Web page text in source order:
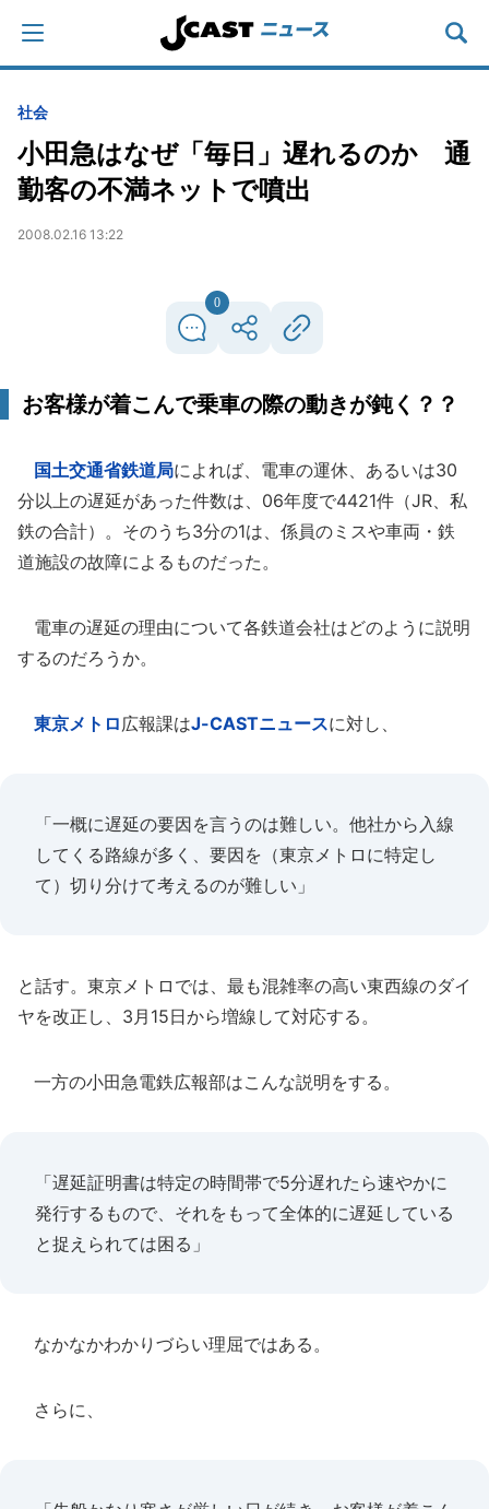
社会
小田急はなぜ「毎日」遅れるのか 通
勤客の不満ネットで噴出
2008.02.16 13:22
0
お客様が着こんで乗車の際の動きが鈍く？？
国土交通省鉄道局によれば、電車の運休、あるいは30
分以上の遅延があった件数は、06年度で4421件（JR、私
鉄の合計）。そのうち3分の1は、係員のミスや車両・鉄
道施設の故障によるものだった。
電車の遅延の理由について各鉄道会社はどのように説明
するのだろうか。
東京メトロ広報課はJ-CASTニュースに対し、
「一概に遅延の要因を言うのは難しい。他社から入線
してくる路線が多く、要因を（東京メトロに特定し
て）切り分けて考えるのが難しい」
と話す。東京メトロでは、最も混雑率の高い東西線のダイ
ヤを改正し、3月15日から増線して対応する。
一方の小田急電鉄広報部はこんな説明をする。
「遅延証明書は特定の時間帯で5分遅れたら速やかに
発行するもので、それをもって全体的に遅延している
と捉えられては困る」
なかなかわかりづらい理屈ではある。
さらに、